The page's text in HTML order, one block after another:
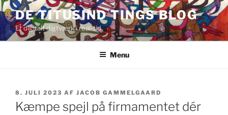
Videre
til
indhold
DE TITUSIND TINGS BLOG
Et digitalt digtværk i real-tid
Menu
UDGIVET
DEN
8. JULI 2023 AF JACOB GAMMELGAARD
Kæmpe spejl på firmamentet dér